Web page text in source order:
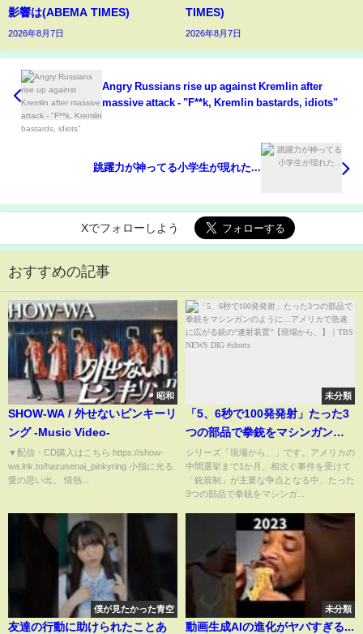
影響は(ABEMA TIMES)
2026年8月7日
TIMES)
2026年8月7日
Angry Russians rise up against Kremlin after
massive attack - "F**k, Kremlin bastards, idiots"
跳躍力が神ってる小学生が現れた...
Xでフォローしよう
おすすめの記事
昭和
SHOW-WA / 外せないピンキーリ
ング -Music Video-
▼配信・CD購入はこちら https://show-
wa.lnk.to/hazusenai_pinkyring 小指に光る
愛の思い出。 情熱...
未分類
「5、6秒で100発発射」たった3
つの部品で拳銃をマシンガンの
ように…アメリカで急速に広が
る銃の“連射装置”【現場か
ら、】｜TBS NEWS DIG
シリーズ「現場から、」です。アメリカの
中間選挙まで1か月。相次ぐ事件を受けて
「銃規制」が主要な争点となる中、たった
3つの部品で拳銃をマシンガ...
僕が見たかった青空
友達の行動に助けられたことあ
未分類
動画生成AIの進化がヤバすぎる...